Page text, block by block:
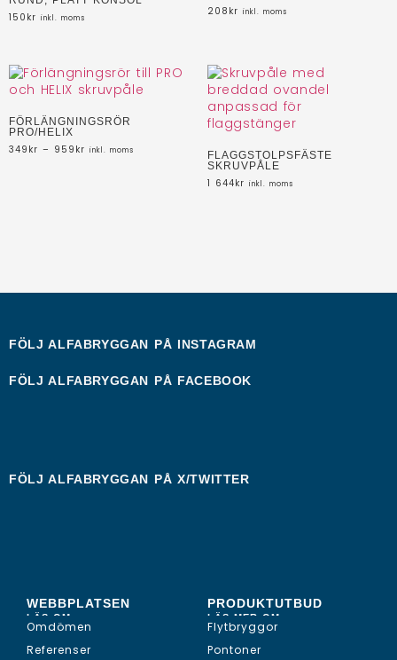
150 kr inkl. moms
208 kr inkl. moms
FÖRLÄNGNINGSRÖR
PRO/HELIX
349 kr – 959 kr inkl. moms
FLAGGSTOLPSFÄSTE
SKRUVPÅLE
1 644kr inkl. moms
FÖLJ ALFABRYGGAN PÅ INSTAGRAM
FÖLJ ALFABRYGGAN PÅ FACEBOOK
FÖLJ ALFABRYGGAN PÅ X/TWITTER
WEBBPLATSEN
LÄS OM...
Omdömen
Referenser
PRODUKTUTBUD
LÄS MER OM...
Flytbryggor
Pontoner